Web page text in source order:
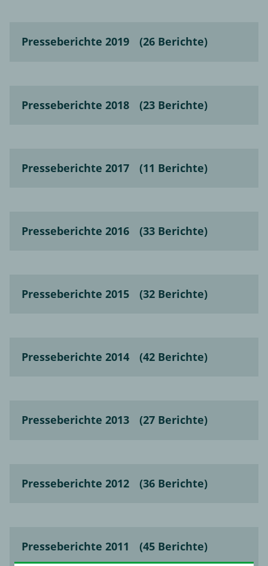
Presseberichte 2019 (26 Berichte)
Presseberichte 2018 (23 Berichte)
Presseberichte 2017 (11 Berichte)
Presseberichte 2016 (33 Berichte)
Presseberichte 2015 (32 Berichte)
Presseberichte 2014 (42 Berichte)
Presseberichte 2013 (27 Berichte)
Presseberichte 2012 (36 Berichte)
Presseberichte 2011 (45 Berichte)